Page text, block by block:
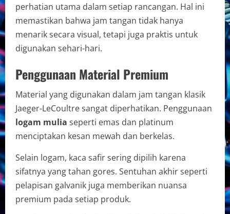
perhatian utama dalam setiap rancangan. Hal ini
memastikan bahwa jam tangan tidak hanya
menarik secara visual, tetapi juga praktis untuk
digunakan sehari-hari.
Penggunaan Material Premium
Material yang digunakan dalam jam tangan klasik
Jaeger-LeCoultre sangat diperhatikan. Penggunaan
logam mulia seperti emas dan platinum
menciptakan kesan mewah dan berkelas.
Selain logam, kaca safir sering dipilih karena
sifatnya yang tahan gores. Sentuhan akhir seperti
pelapisan galvanik juga memberikan nuansa
premium pada setiap produk.